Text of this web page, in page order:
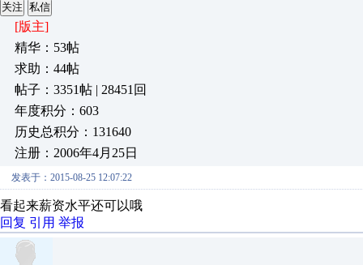
关注 私信
[版主]
精华：53帖
求助：44帖
帖子：3351帖 | 28451回
年度积分：603
历史总积分：131640
注册：2006年4月25日
发表于：2015-08-25 12:07:22
看起来薪资水平还可以哦
回复 引用 举报